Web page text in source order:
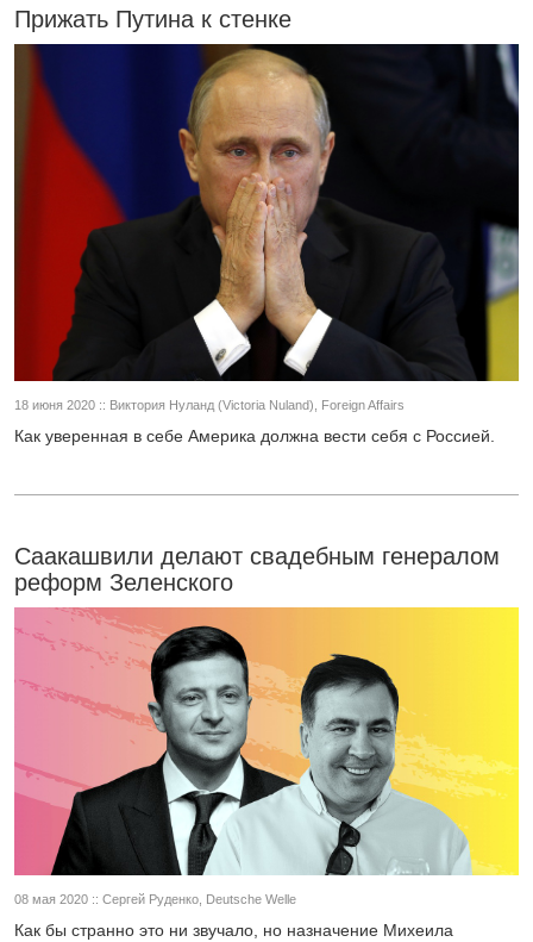
Прижать Путина к стенке
18 июня 2020 :: Виктория Нуланд (Victoria Nuland), Foreign Affairs
Как уверенная в себе Америка должна вести себя с Россией.
Саакашвили делают свадебным генералом
реформ Зеленского
08 мая 2020 :: Сергей Руденко, Deutsche Welle
Как бы странно это ни звучало, но назначение Михеила